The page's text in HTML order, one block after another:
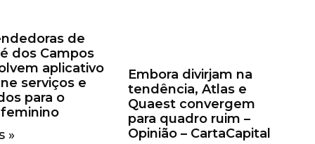
de
dos Campos
aplicativo
serviços e
para o
»
Embora divirjam na
tendência, Atlas e
Quaest convergem
para quadro ruim –
Opinião – CartaCapital